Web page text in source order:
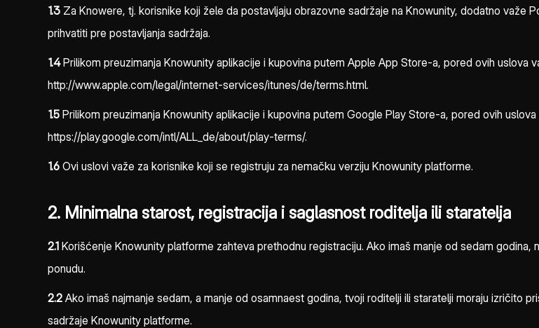
1.3Za Knowere, tj. korisnike koji žele da postavljaju obrazovne sadržaje na Knowunity, dodatno važe
prihvatiti pre postavljanja sadržaja.
1.4Prilikom preuzimanja Knowunity aplikacije i kupovina putem Apple App Store-a, pored ovih uslova
http://www.apple.com/legal/internet-services/itunes/de/terms.html.
1.5Prilikom preuzimanja Knowunity aplikacije i kupovina putem Google Play Store-a, pored ovih
https://play.google.com/intl/ALL_de/about/play-terms/.
1.6Ovi uslovi važe za korisnike koji se registruju za nemačku verziju Knowunity platforme.
2. Minimalna starost, registracija i saglasnost roditelja ili staratelja
2.1Korišćenje Knowunity platforme zahteva prethodnu registraciju. Ako imaš manje od sedam
ponudu.
2.2Ako imaš najmanje sedam, a manje od osamnaest godina, tvoji roditelji ili staratelji moraju izričito
sadržaje Knowunity platforme.